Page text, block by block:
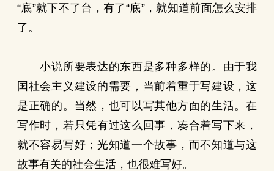
“底”就下不了台，有了“底”，就知道前面怎么安排
了。
小说所要表达的东西是多种多样的。由于我
国社会主义建设的需要，当前着重于写建设，这
是正确的。当然，也可以写其他方面的生活。在
写作时，若只凭有过这么回事，凑合着写下来，
就不容易写好；光知道一个故事，而不知道与这
故事有关的社会生活，也很难写好。